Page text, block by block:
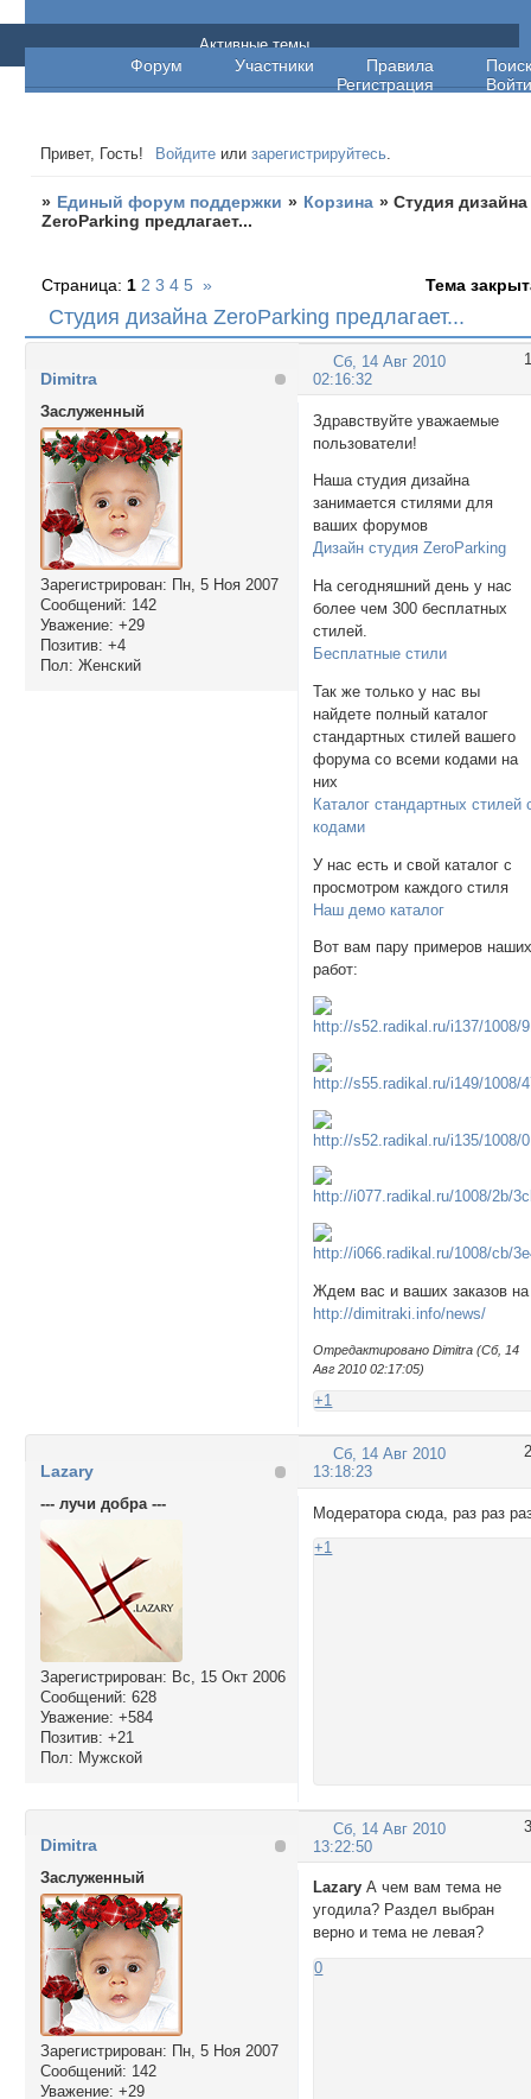
Единый форум поддержки
Форум Участники Правила
Поиск
Регистрация
Войти
Активные темы
Привет, Гость! Войдите илизарегистрируйтесь.
» Единый форум поддержки » Корзина »Студия дизайна
ZeroParking предлагает...
Студия дизайна ZeroParking предлагает...
Страница: 1 2 3 4 5 » Тема
1
Сб, 14 Авг 2010
02:16:32
Dimitra
Заслуженный
Зарегистрирован: Пн, 5 Ноя 2007
Сообщений: 142
Уважение: +29
Позитив: +4
Пол: Женский
Здравствуйте уважаемые
пользователи!
Наша студия дизайна
занимается стилями для
ваших форумов
Дизайн студия ZeroParking
На сегодняшний день у нас
более чем 300 бесплатных
стилей.
Бесплатные стили
Так же только у нас вы
найдете полный каталог
стандартных стилей вашего
форума со всеми кодами на
них
Каталог стандартных стилей
кодами
У нас есть и свой каталог с
просмотром каждого стиля
Наш демо каталог
Вот вам пару примеров
работ:
Ждем вас и ваших заказов на
http://dimitraki.info/news/
Отредактировано Dimitra (Сб, 14
Авг 2010 02:17:05)
+1
2
Сб, 14 Авг 2010
13:18:23
Lazary
--- лучи добра ---
Зарегистрирован: Вс, 15 Окт 2006
Сообщений: 628
Уважение: +584
Позитив: +21
Пол: Мужской
Модератора сюда, раз раз
+1
3
Сб, 14 Авг 2010
13:22:50
Dimitra
Заслуженный
Зарегистрирован: Пн, 5 Ноя 2007
Сообщений: 142
Уважение: +29
Lazary А чем вам тема не
угодила? Раздел выбран
верно и тема не левая?
0